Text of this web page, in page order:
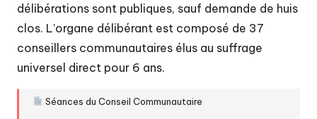
é
d
e
c
délibérations sont publiques, sauf demande de huis
clos. L’organe délibérant est composé de 37
conseillers communautaires élus au suffrage
universel direct pour 6 ans.
Séances du Conseil Communautaire